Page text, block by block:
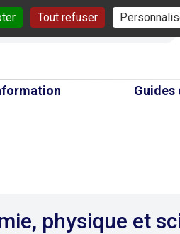
Tout refuser
physique et